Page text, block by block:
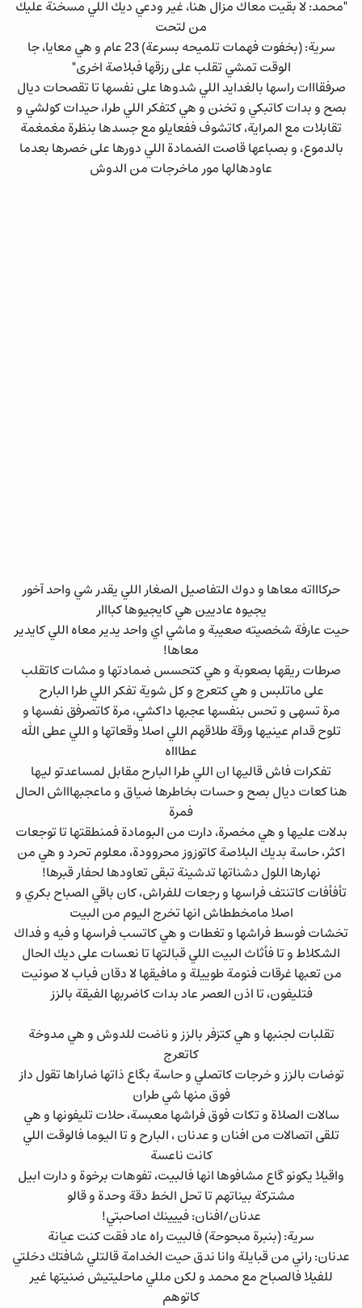
"محمد: لا بقيت معاك مزال هنا، غير ودعي ديك اللي مسخنة عليك
من لتحت
سرية: (بخفوت فهمات تلميحه بسرعة) 23 عام و هي معايا، جا
الوقت تمشي تقلب على رزقها فبلاصة اخرى"
صرفقااات راسها بالغدايد اللي شدوها على نفسها تا تقصحات ديال
بصح و بدات كاتبكي و تخنن و هي كتفكر اللي طرا، حيدات كولشي و
تقابلات مع المراية، كاتشوف ففعايلو مع جسدها بنظرة مغمغمة
بالدموع، و بصباعها قاصت الضمادة اللي دورها على خصرها بعدما
عاودهالها مور ماخرجات من الدوش
حركاااته معاها و دوك التفاصيل الصغار اللي يقدر شي واحد آخور
يجيوه عاديين هي كايجيوها كبااار
حيت عارفة شخصيته صعيبة و ماشي اي واحد يدير معاه اللي كايدير
معاها!
صرطات ريقها بصعوبة و هي كتحسس ضمادتها و مشات كاتقلب
على ماتلبس و هي كتعرج و كل شوية تفكر اللي طرا البارح
مرة تسهى و تحس بنفسها عجبها داكشي، مرة كاتصرفق نفسها و
تلوح قدام عينيها ورقة طلاقهم اللي اصلا وقعاتها و اللي عطى الله
عطاااه
تفكرات فاش قاليها ان اللي طرا البارح مقابل لمساعدتو ليها
هنا كعات ديال بصح و حسات بخاطرها ضياق و ماعجبهاااش الحال
فمرة
بدلات عليها و هي مخصرة، دارت من البومادة فمنطقتها تا توجعات
اكثر، حاسة بديك البلاصة كاتوزوز محروودة، معلوم تحرد و هي من
نهارها اللول دشناتها تدشينة تبقى تعاودها لحفار قبرها!
تأفأفات كاتنتف فراسها و رجعات للفراش، كان باقي الصباح بكري و
اصلا مامخططاش انها تخرج اليوم من البيت
تخشات فوسط فراشها و تغطات و هي كاتسب فراسها و فيه و فداك
الشكلاط و تا فأثاث البيت اللي قبالتها تا نعسات على ديك الحال
من تعبها غرقات فنومة طوييلة و مافيقها لا دقان فباب لا صونيت
فتليفون، تا اذن العصر عاد بدات كاضربها الفيقة بالزز
تقلبات لجنبها و هي كتزفر بالزز و ناضت للدوش و هي مدوخة
كاتعرج
توضات بالزز و خرجات كاتصلي و حاسة بگاع ذاتها ضاراها تقول داز
فوق منها شي طران
سالات الصلاة و تكات فوق فراشها معبسة، حلات تليفونها و هي
تلقى اتصالات من افنان و عدنان ، البارح و تا اليوما فالوقت اللي
كانت ناعسة
واقيلا يكونو گاع مشافوها انها فالبيت، تفوهات برخوة و دارت ابيل
مشتركة بيناتهم تا تحل الخط دقة وحدة و قالو
عدنان/افنان: فييينك اصاحبتي!
سرية: (بنبرة مبحوحة) فالبيت راه عاد فقت كنت عيانة
عدنان: راني من قبايلة وانا ندق حيت الخدامة قالتلي شافتك دخلتي
للفيلا فالصباح مع محمد و لكن مللي ماحليتيش ضنيتها غير
كاتوهم